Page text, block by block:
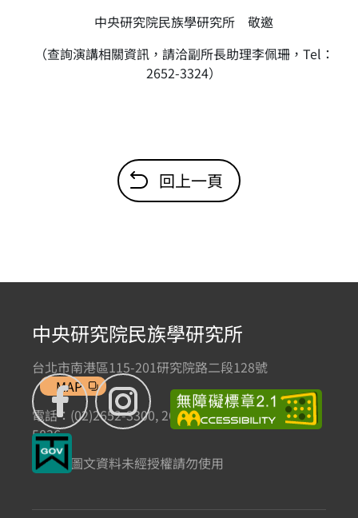
中央研究院民族學研究所 敬邀
（查詢演講相關資訊，請洽副所長助理李佩珊，Tel：
2652-3324）
回上一頁
中央研究院民族學研究所
台北市南港區115-201研究院路二段128號
MAP
電話：(02)2652-3300, 2652-3301 傳真：(02)2785-
5836
本網站圖文資料未經授權請勿使用